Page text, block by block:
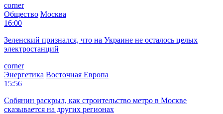
corner
Общество Москва
16:00
Зеленский признался, что на Украине не осталось целых
электростанций
corner
Энергетика Восточная Европа
15:56
Собянин раскрыл, как строительство метро в Москве
сказывается на других регионах